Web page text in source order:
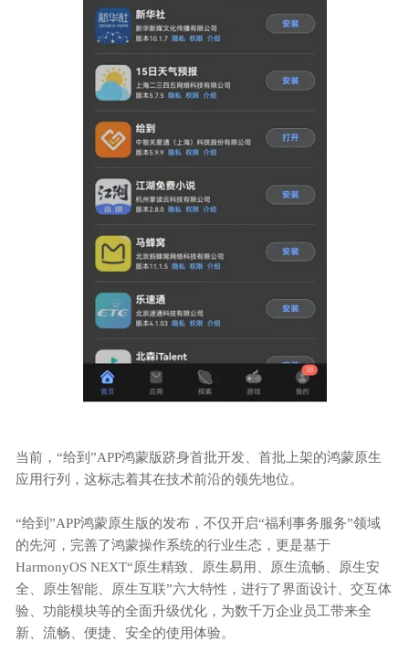
当前， “给到”APP鸿蒙版跻身首批开发、首批上架的鸿蒙原生
应用行列，这标志着其在技术前沿的领先地位。
“给到”APP鸿蒙原生版的发布，不仅开启“福利事务服务”领域
的先河，完善了鸿蒙操作系统的行业生态，更是基于
HarmonyOS NEXT“原生精致、原生易用、原生流畅、原生安
全、原生智能、原生互联”六大特性，进行了界面设计、交互体
验、功能模块等的全面升级优化，为数千万企业员工带来全
新、流畅、便捷、安全的使用体验。